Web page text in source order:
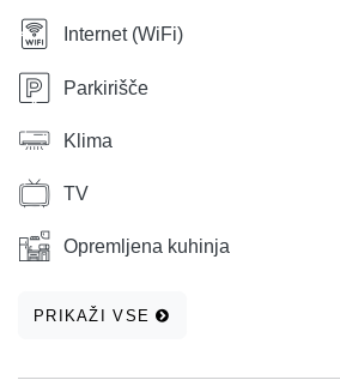
gostje in mi bomo naredili vse, kar je
lahko postali kar se da udobni.
Internet (WiFi)
Parkirišče
Klima
TV
Opremljena kuhinja
PRIKAŽI VSE